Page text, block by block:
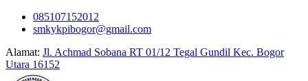
Skip
085107152012
smkykpibogor@gmail.com
Alamat: Jl. Achmad Sobana RT 01/12 Tegal Gundil Kec. Bogor
Utara 16152